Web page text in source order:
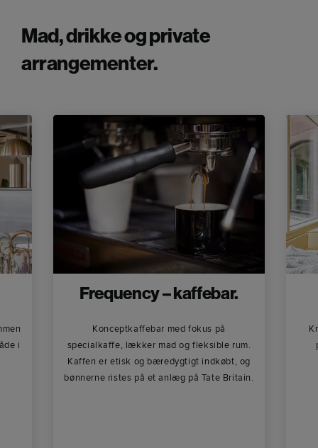
Mad, drikke og private
arrangementer.
i
Frequency – kaffebar.
Konceptkaffebar med fokus på
specialkaffe, lækker mad og fleksible rum.
Kaffen er etisk og bæredygtigt indkøbt, og
bønnerne ristes på et anlæg på Tate Britain.